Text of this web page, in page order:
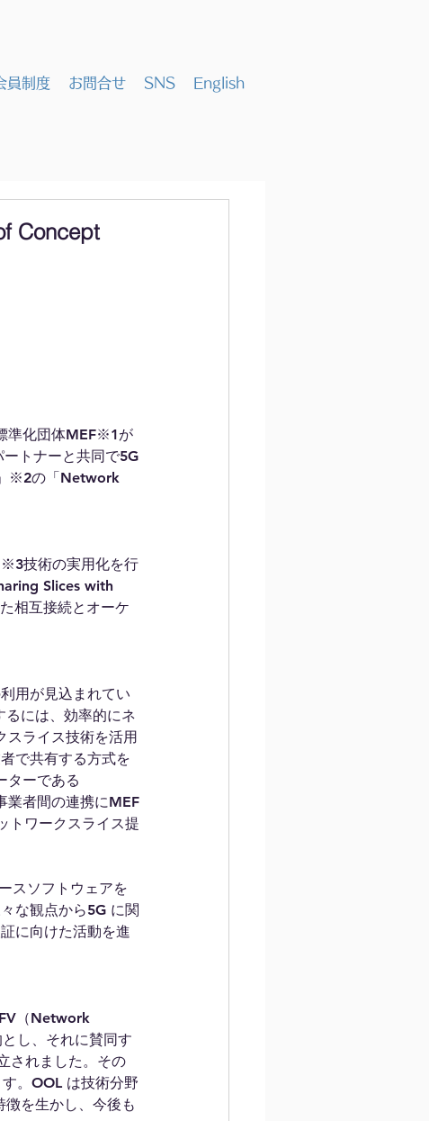
員制度 お問合せ SNS English
Concept
準化団体MEF※1が
トナーと共同で5G
※2の「Network
技術の実用化を行
Slices with
相互接続とオーケ
用が見込まれてい
るには、効率的にネ
スライス技術を活用
で共有する方式を
ターである
業者間の連携にMEF
トワークスライス提
スソフトウェアを
な観点から5G に関
に向けた活動を進
（Network
し、それに賛同す
されました。その
。OOL は技術分野
を生かし、今後も